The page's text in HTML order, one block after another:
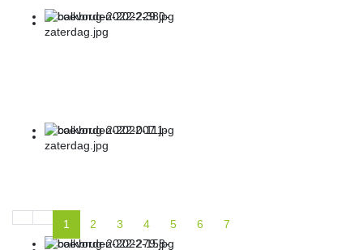
1 2 3 4 5 6 7